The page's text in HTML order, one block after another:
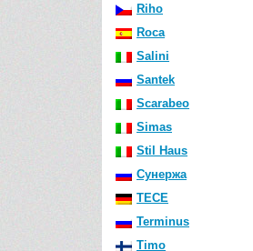
Riho
Roca
Salini
Santek
Scarabeo
Simas
Stil Haus
Сунержа
TECE
Terminus
Timo